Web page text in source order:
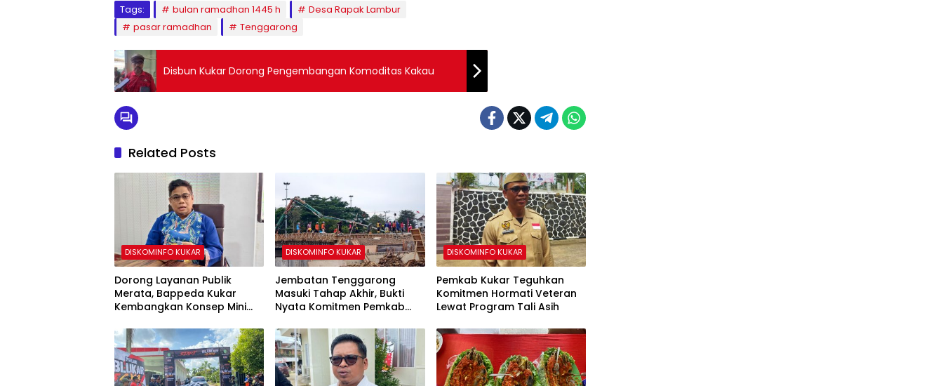
Tags: bulan ramadhan 1445 h
Desa Rapak Lambur
pasar ramadhan
Tenggarong
Disbun Kukar Dorong Pengembangan Komoditas Kakau
Related Posts
DISKOMINFO KUKAR
Dorong Layanan Publik
Merata, Bappeda Kukar
Kembangkan Konsep Mini
DISKOMINFO KUKAR
Jembatan Tenggarong
Masuki Tahap Akhir, Bukti
Nyata Komitmen Pemkab
Terpadu
DISKOMINFO KUKAR
Pemkab Kukar Teguhkan
Komitmen Hormati Veteran
Lewat Program Tali Asih